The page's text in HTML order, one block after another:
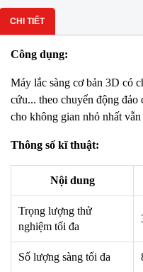
CHI TIẾT
Công dụng:
Máy lắc sàng cơ bản 3D có
cứu... theo chuyển động
cho không gian nhỏ nhất
Thông số kĩ thuật:
Nội dung
Trọng lượng thử
nghiệm tối đa
Số lượng sàng tối đa